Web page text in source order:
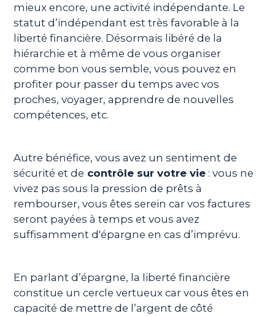
mieux encore, une activité indépendante. Le
statut d’indépendant est très favorable à la
liberté financière. Désormais libéré de la
hiérarchie et à même de vous organiser
comme bon vous semble, vous pouvez en
profiter pour passer du temps avec vos
proches, voyager, apprendre de nouvelles
compétences, etc.
Autre bénéfice, vous avez un sentiment de
sécurité et de contrôle sur votre vie : vous ne
vivez pas sous la pression de prêts à
rembourser, vous êtes serein car vos factures
seront payées à temps et vous avez
suffisamment d'épargne en cas d’imprévu.
En parlant d’épargne, la liberté financière
constitue un cercle vertueux car vous êtes en
capacité de mettre de l’argent de côté